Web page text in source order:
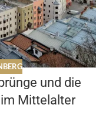
und die
Mittelalter